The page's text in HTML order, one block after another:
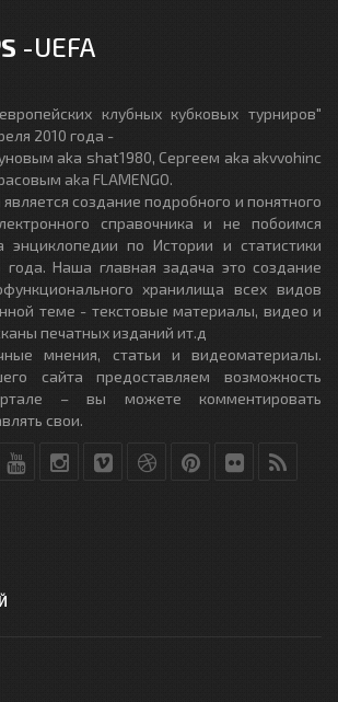
-UEFA
клубных кубковых турниров"
2010 года -
aka shat1980, Сергеем aka akvvohinc
aka FLAMENGO.
создание подробного и понятного
справочника и не побоимся
энциклопедии по Истории и статистики
года. Наша главная задача это создание
хранилища всех видов
теме - текстовые материалы, видео и
печатных изданий ит.д
мнения, статьи и видеоматериалы.
сайта предоставляем возможность
– вы можете комментировать
свои.